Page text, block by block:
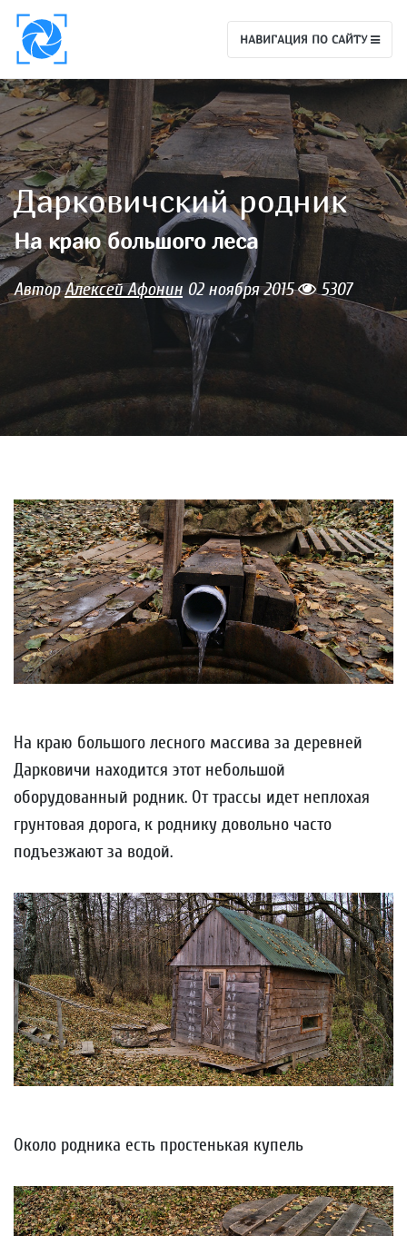
НАВИГАЦИЯ ПО САЙТУ
Дарковичский родник
На краю большого леса
АвторАлексей Афонин02 ноября 2015 5307
На краю большого лесного массива за деревней
Дарковичи находится этот небольшой
оборудованный родник. От трассы идет неплохая
грунтовая дорога, к роднику довольно часто
подъезжают за водой.
Около родника есть простенькая купель